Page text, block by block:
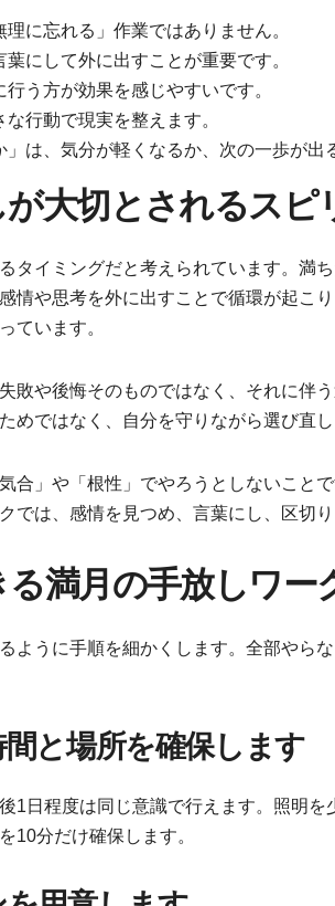
に忘れる」作業ではありません。
にして外に出すことが重要です。
う方が効果を感じやすいです。
行動で現実を整えます。
」は、気分が軽くなるか、次の一歩が出
大切とされるスピ
タイミングだと考えられています。満
情や思考を外に出すことで循環が起こ
ています。
敗や後悔そのものではなく、それに伴
めではなく、自分を守りながら選び直
合」や「根性」でやろうとしないこと
では、感情を見つめ、言葉にし、区切
満月の手放しワー
ように手順を細かくします。全部やら
と場所を確保します
1日程度は同じ意識で行えます。照明
10分だけ確保します。